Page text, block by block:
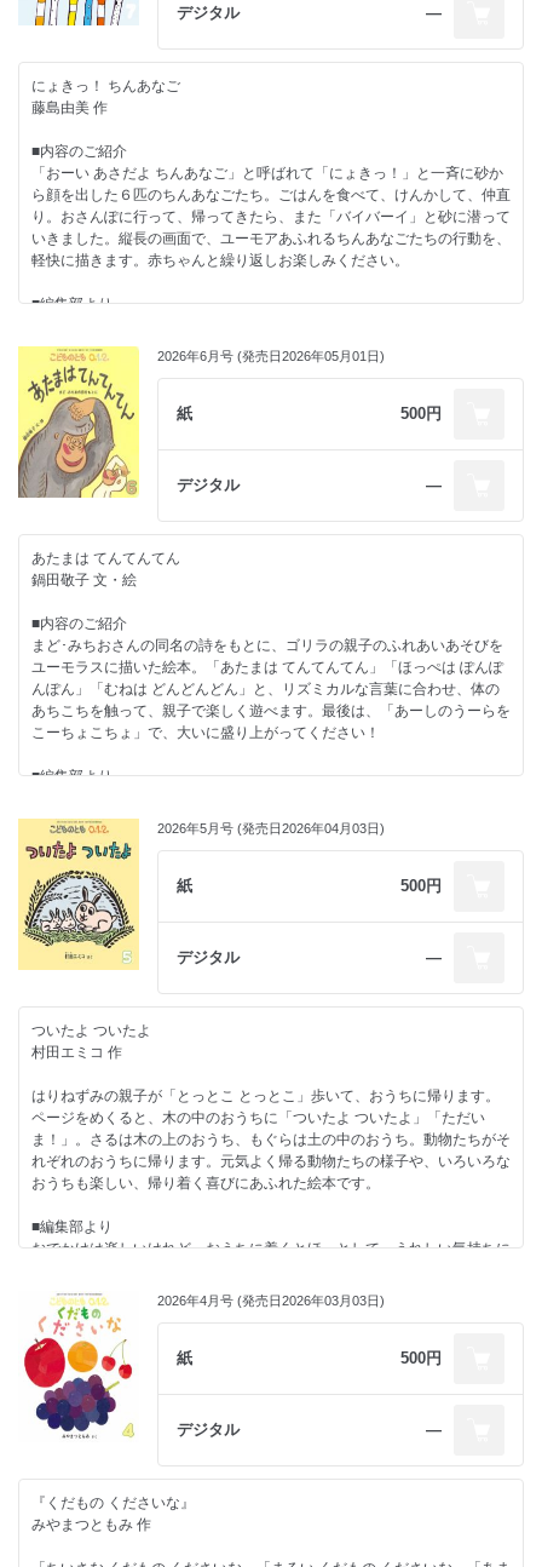
産経児童出版文化賞大賞、画文集『メタフィジカル・ナイツ』（架空社）
ークス）で文化庁メディア芸術祭アニメーション部門大賞などを受賞。
むばかり。
知りました。新幹線・電車を乗り継ぎ、どきどきしながら最寄りの駅から
会場へ歩いて向かいました。だんだん見えてくる黄色いあたま……うわ
れがふくらみすぎて、想像上のあひるは、豪華客船クイーン・エリザベス
くらいになっていたのでした（大阪に来ていたあひるは9.5メートル）。
思ったより小さかったけど、感激は大きなものでした。
私もお風呂のあひるを冒険させてみたくなりました。小さいお風呂もあひ
るたちにとっては大きな海かもしれません。波が来ても平気！ みんなの
愛知県生まれ。セツ・モードセミナーでイラストレーションを学ぶ。子ど
もと一緒に楽しむお話をつくることに魅力を感じ、絵本アカデミー警固塾
で絵本制作を学ぶ。第38回講談社絵本新人賞佳作受賞。第39回日産童話
と絵本のグランプリ佳作受賞。絵本の出版は今作が初めて。福岡県在住。
生き生きとした愛らしい虫たちを描き出してくださったのは、アルミ板を
用いて絵を制作される、あずみ虫さん。元気で楽しい虫たちの絵本をお届
■作者のことば
テントウムシが草花の上まで登ってから飛び立ったり、アオムシがたくさ
しまうような動きを見せてくれます。文章を書かれた乾さんは、息子さん
と小さな生きものとふれあった思い出から、赤ちゃんを楽しませる絵本が
できたらと、『むしむし なにむし』を考えられました。
生き生きとした愛らしい虫たちを描き出してくださったのは、アルミ板を
用いて絵を制作される、あずみ虫さん。元気で楽しい虫たちの絵本をお届
乾栄里子
1964年、東京都生まれ。東京造形大学デザイン科卒業後、インドへ留
学。バナスタリ大学でテキスタイルを学ぶ。絵本に「バルバルさん」シリ
ーズ、『わにおの わのじは どうかくの？』『おんぶに だっこに かたぐる
ま』（「こどものとも0.1.2.」2021年12月号／すべて福音館書店）など多
数。
する技法で作品を制作。小説雑誌の挿絵で講談社出版文化賞さしえ賞、
『わたしのこねこ』で産経児童出版文化賞美術賞受賞。その他の絵本に
る。
デジタル ―
にょきっ！ ちんあなご
藤島由美 作
■内容のご紹介
「おーい あさだよ ちんあなご」と呼ばれて「にょきっ！」と一斉に砂か
ら顔を出した６匹のちんあなごたち。ごはんを食べて、けんかして、仲直
り。おさんぽに行って、帰ってきたら、また「バイバーイ」と砂に潜って
いきました。縦長の画面で、ユーモアあふれるちんあなごたちの行動を、
軽快に描きます。赤ちゃんと繰り返しお楽しみください。
■編集部より
２月号）を作った後、もう一度縦に開いて展開する赤ちゃん絵本を作りた
いと考えていらっしゃいました。また、20年ほど前、新潟の水族館で初
めてちんあなごに出会って以来、いつかちんあなごの絵本を作りたいとも
思っていたそう。そんなある日、東京のすみだ水族館で、ケンカしたり抱
き合ったりするちんあなごを観察していて、縦開きで展開するちんあなご
の絵本のアイデアが「にょきっ」と生まれてきたそうです。
貼り絵や、針金を使った立体作品など様々な表現方法を試した末、太い墨
線と色鮮やかなアクリル画で、チンアナゴの動きをくっきりと軽快に描き
「にょきっ！」と一斉に砂から出てきて、また「ずぶずぶずぶっ」と砂に
■作者のことば
ちんあなごは おしりからもぐります 藤島由美
ちんあなごが穴からすっぽり出るのは、極めてレアな事態だそうです。飼
育員さんによれば、お引越しの時とか、ちょっと気分を変えたい時（？）
には見ていません。
おーい、ちんあなご君。なぜ、君たちはおしりからズブズブ入っていくの
か！ そもそも、なぜ君たちは砂地で伸びたり引っ込んだりするのか！ 仲
間しかいない水族館の水槽で何をびくびくしているのか！ よく見りゃ小
さいのに表情すらあるじゃないか！ 見れば見るほど、謎が多い。想像力
を掻き立てられます。
ができました。フシギな生態をフシギなままに本にしました。でもね、こ
れを見たら、ちんあなごたちは怒るに決まっています。俺たちは、笑かす
う……。
動物の絵本を描いていていつも心していることは、動物の面白いところを
たくさん発見して、それをMAX面白がって描いて、子どもたちに伝えた
い、ってことなんですよ。それで、ファンになる子どもが増えれば、動物
る甲斐もあるってものです。ちんあなごの水槽にかじりついて長時間離れ
ず、時おり「ねー、ちんさん」などと話しかけたりする、しばらくはま
■著者情報
藤島由美（ふじしまゆみ）
横浜市生まれ。武蔵野美術大学短期大学部卒業。博報堂勤務を経て、画
家。1996年二科展入選以来、2026年３月まで二科会所属。動物をモチー
フとした絵本作品に『じゃがーくん』（「こどものとも0.1.2.」2021年２
月号）『あさの どうぶつえん』（「こどものとも年少版」2025年２月
号）『ベッペじいさんと ねこ』（「こどものとも」2016年６月号／以
ズ』（チャイルド本社）など。アメーバブログにて「ユミーシカ さん
ぽ」連載中。
2026年6月号 (発売日2026年05月01日)
紙 500円
デジタル ―
あたまは てんてんてん
鍋田敬子 文・絵
■内容のご紹介
まど･みちおさんの同名の詩をもとに、ゴリラの親子のふれあいあそびを
ユーモラスに描いた絵本。「あたまは てんてんてん」「ほっぺは ぽんぽ
んぽん」「むねは どんどんどん」と、リズミカルな言葉に合わせ、体の
あちこちを触って、親子で楽しく遊べます。最後は、「あーしのうーらを
こーちょこちょ」で、大いに盛り上がってください！
■編集部より
に、鍋田敬子さんが絵本にした作品です。鍋田さんは長年、図書館や子育
て支援センターで読み聞かせやわらべうたの活動をしていらっしゃいます
が、以前ご自身が受けた講習会で「あたまは てんてんてん」の手あそび
を教わり、それ以後、たくさんの赤ちゃんと遊んでこられました。
この手あそびを絵本にするにあたり、鍋田さんはゴリラの親子を主人公に
してユーモアたっぷりに描かれました。お母さんゴリラの子どもに向けら
れた目線や子どもを優しくタッチするしぐさからは深い愛情が伝わってき
ますし、お母さんと一緒に遊ぶ子どもの表情や動きもまた、喜びに満ちあ
この絵本を読んだ読者の方々も、ゴリラの親子のように赤ちゃんとふれあ
■作者のことば
「あそびうた」 鍋田敬子
私は、自分の小さかった頃のことを覚えています。一番古い記憶は、父と
は、私をおんぶしてぴょんぴょんとはねるのです。私は父の背中にしっか
「ぎっこん ばったん よいしょぶね」では、向かい合わせで父の膝に乗っ
て、両手をつないで、おしたりひっぱったりして遊びました。歌のリズム
が体の動きを誘い、舟こぎを楽しみました。「ひこうき ぶーん」では、
仰向けになった父が膝を曲げて、足の裏に私を乗せて、「ひこうき ぶー
ん」と歌いながら私を高く上げます。
父は手を放し、私は大きく手を広げて飛行機が飛ぶまねをするのです。ぐ
で感じました。父はこんなあそびうたをどこで覚えたのでしょう。
「だるまさん だるまさん にらめっこしましょ わらうとまけよ あっぷっ
2026年5月号 (発売日2026年04月03日)
紙 500円
デジタル ―
ついたよ ついたよ
村田エミコ 作
はりねずみの親子が「とっとこ とっとこ」歩いて、おうちに帰ります。
ページをめくると、木の中のおうちに「ついたよ ついたよ」「ただい
ま！」。さるは木の上のおうち、もぐらは土の中のおうち。動物たちがそ
れぞれのおうちに帰ります。元気よく帰る動物たちの様子や、いろいろな
おうちも楽しい、帰り着く喜びにあふれた絵本です。
■編集部より
おでかけは楽しいけれど、おうちに着くとほっとして、うれしい気持ちに
心感と喜びがこもっているように思います。
木の上や、土の中など、それぞれのおうちに帰る動物たちは、元気いっぱ
いで、とてもうれしそう。作者の村田エミコさんは、温かみのある版画
で、どこかユーモラスな動物たちを描き出してくださいました。おうちに
帰る喜びを感じてもらえたらうれしいです。
■作者のことば
「おうち大好き！」村田エミコ
ほぼ毎日おさんぽに行きます。雑木林の緑道は季節を感じられるお気に入
りのおさんぽコース。そこではいろんな生きものと出会えます。
2026年4月号 (発売日2026年03月03日)
紙 500円
デジタル ―
『くだもの くださいな』
みやまつともみ 作